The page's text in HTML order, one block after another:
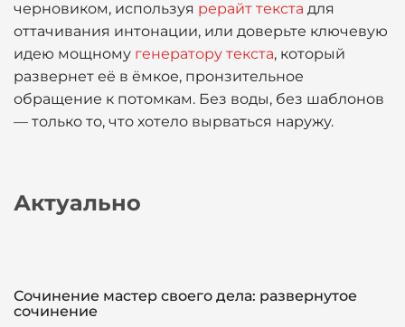
черновиком, используя рерайт текста для
оттачивания интонации, или доверьте ключевую
идею мощному генератору текста, который
развернет её в ёмкое, пронзительное
обращение к потомкам. Без воды, без шаблонов
— только то, что хотело вырваться наружу.
Актуально
Сочинение мастер своего дела: развернутое
сочинение